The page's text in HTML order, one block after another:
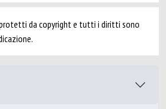
protetti da copyright e tutti i diritti sono